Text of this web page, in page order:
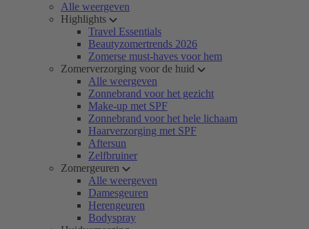
Alle weergeven
Highlights
Travel Essentials
Beautyzomertrends 2026
Zomerse must-haves voor hem
Zomerverzorging voor de huid
Alle weergeven
Zonnebrand voor het gezicht
Make-up met SPF
Zonnebrand voor het hele lichaam
Haarverzorging met SPF
Aftersun
Zelfbruiner
Zomergeuren
Alle weergeven
Damesgeuren
Herengeuren
Bodyspray